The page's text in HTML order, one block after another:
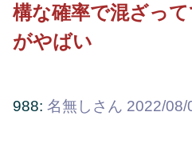
構な確率で混ざっ
がやばい
988: 名無しさん 2022/08/